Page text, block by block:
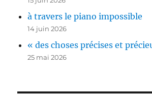
à travers le piano impossible
14 juin 2026
« des choses précises et
25 mai 2026